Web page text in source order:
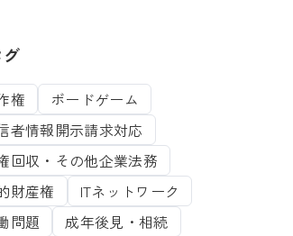
権
ボードゲーム
者情報開示請求対応
回収・その他企業法務
財産権
ITネットワーク
問題
成年後見・相続